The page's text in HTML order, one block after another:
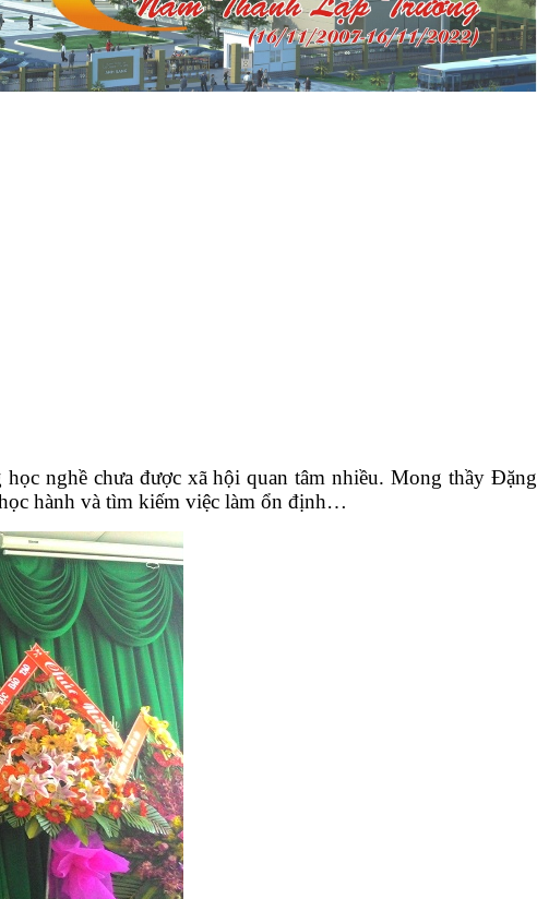
nghề chưa được xã hội quan tâm nhiều. Mong thầy Đặng
hành và tìm kiếm việc làm ổn định…